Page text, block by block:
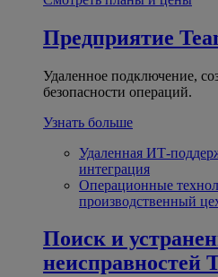
Предприятие
Удаленное подключение,
безопасности операций.
Узнать больше
Удаленная ИТ-
интеграция
Операционные
производственный
Поиск и
неисправностей